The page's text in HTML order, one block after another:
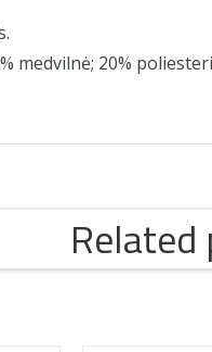
medvilnė; 20%